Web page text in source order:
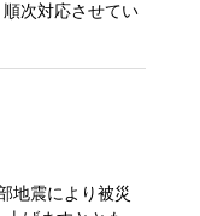
次対応させてい
地震により被災